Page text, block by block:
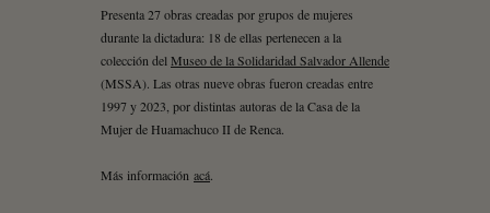
Presenta 27 obras creadas por grupos de mujeres
durante la dictadura: 18 de ellas pertenecen a la
colección del Museo de la Solidaridad Salvador Allende
(MSSA). Las otras nueve obras fueron creadas entre
1997 y 2023, por distintas autoras de la Casa de la
Mujer de Huamachuco II de Renca.
Más información acá